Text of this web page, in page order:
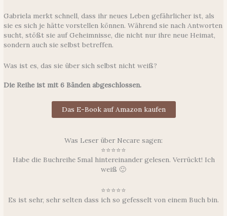
Gabriela merkt schnell, dass ihr neues Leben gefährlicher ist, als
sie es sich je hätte vorstellen können. Während sie nach Antworten
sucht, stößt sie auf Geheimnisse, die nicht nur ihre neue Heimat,
sondern auch sie selbst betreffen.
Was ist es, das sie über sich selbst nicht weiß?
Die Reihe ist mit 6 Bänden abgeschlossen.
Das E-Book auf Amazon kaufen
Was Leser über Necare sagen:
⭐⭐⭐⭐⭐
Habe die Buchreihe 5mal hintereinander gelesen. Verrückt! Ich
weiß 🙂
⭐⭐⭐⭐⭐
Es ist sehr, sehr selten dass ich so gefesselt von einem Buch bin.